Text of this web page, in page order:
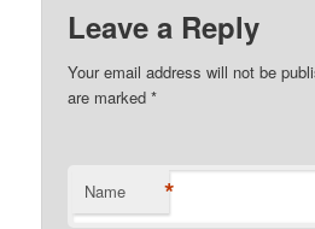
Leave a Reply
Your email address will not be
are marked*
Name *